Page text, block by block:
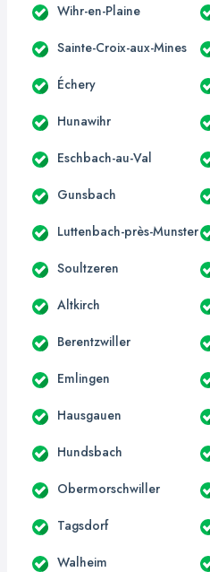
Wihr-en-Plaine
Sainte-Croix-aux-Mines
Échery
Hunawihr
Eschbach-au-Val
Gunsbach
Luttenbach-près-Munster
Soultzeren
Altkirch
Berentzwiller
Emlingen
Hausgauen
Hundsbach
Obermorschwiller
Tagsdorf
Walheim